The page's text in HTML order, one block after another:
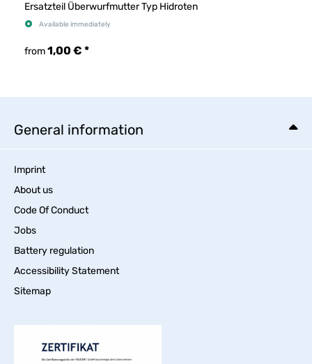
Ersatzteil Überwurfmutter Typ Hidroten
Available immediately
from1,00 € *
General information
Imprint
About us
Code Of Conduct
Jobs
Battery regulation
Accessibility Statement
Sitemap